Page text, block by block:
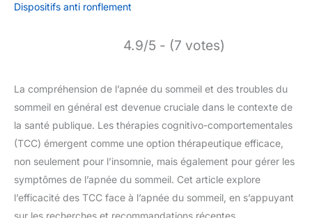
Dispositifs anti ronflement
4.9/5 - (7 votes)
La compréhension de l’apnée du sommeil et des troubles du
sommeil en général est devenue cruciale dans le contexte de
la santé publique. Les thérapies cognitivo-comportementales
(TCC) émergent comme une option thérapeutique efficace,
non seulement pour l’insomnie, mais également pour gérer les
symptômes de l’apnée du sommeil. Cet article explore
l’efficacité des TCC face à l’apnée du sommeil, en s’appuyant